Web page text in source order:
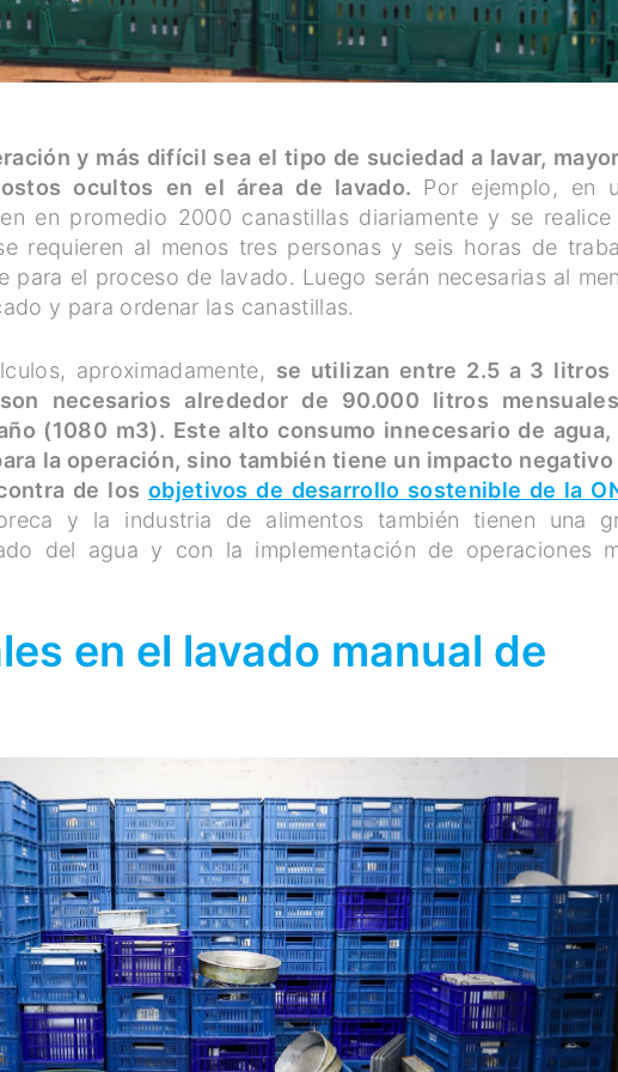
y más difícil sea el tipo de suciedad a lavar,
ocultos en el área de lavado. Por ejemplo, en
en promedio 2000 canastillas diariamente y se realice
requieren al menos tres personas y seis horas de
para el proceso de lavado. Luego serán necesarias al
y para ordenar las canastillas.
aproximadamente, se utilizan entre 2.5 a 3 litros
necesarios alrededor de 90.000 litros
(1080 m3). Este alto consumo innecesario de agua,
la operación, sino también tiene un impacto negativo
de losobjetivos de desarrollo sostenible de la
y la industria de alimentos también tienen una
del agua y con la implementación de operaciones
en el lavado manual de